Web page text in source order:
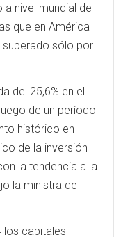
nivel mundial de
que en América
superado sólo por
del 25,6% en el
de un período
histórico en
de la inversión
la tendencia a la
la ministra de
los capitales